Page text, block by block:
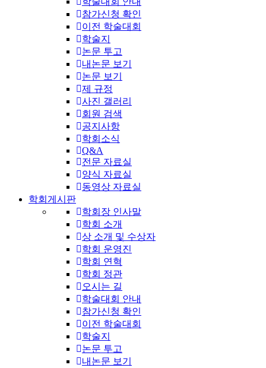
참가신청 확인
이전 학술대회
학술지
논문 투고
내논문 보기
논문 보기
제 규정
사진 갤러리
회원 검색
공지사항
학회소식
Q&A
전문 자료실
양식 자료실
동영상 자료실
학회게시판
학회장 인사말
학회 소개
상 소개 및 수상자
학회 운영진
학회 연혁
학회 정관
오시는 길
학술대회 안내
참가신청 확인
이전 학술대회
학술지
논문 투고
내논문 보기